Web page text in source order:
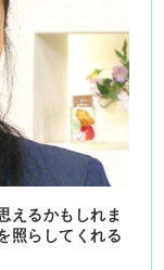
えるかもしれま
照らしてくれる